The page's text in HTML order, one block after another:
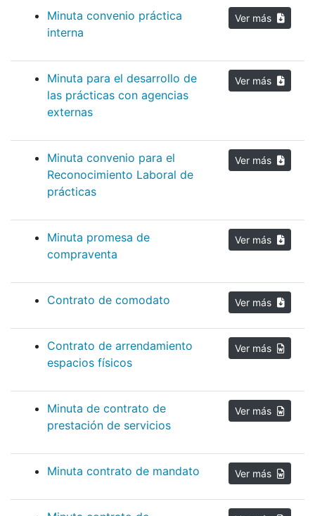
Minuta convenio práctica
interna
Ver más
Minuta para el desarrollo de
las prácticas con agencias
externas
Ver más
Minuta convenio para el
Reconocimiento Laboral de
prácticas
Ver más
Minuta promesa de
compraventa
Ver más
Contrato de comodato Ver más
Contrato de arrendamiento
espacios físicos
Minuta de contrato de
prestación de servicios
Minuta contrato de mandato